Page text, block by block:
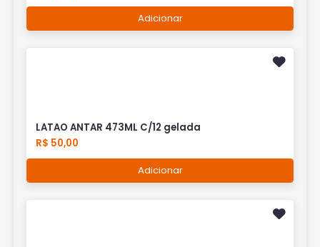
Adicionar
LATAO ANTAR 473ML C/12 gelada
R$ 50,00
Adicionar